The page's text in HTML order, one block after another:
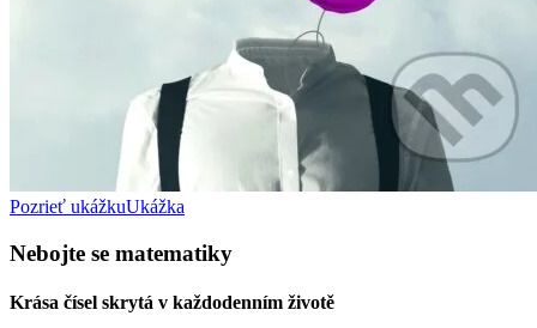
Pozrieť ukážkuUkážka
Nebojte se matematiky
Krása čísel skrytá v každodenním životě